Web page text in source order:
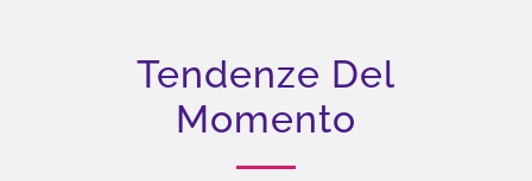
Tendenze Del
Momento